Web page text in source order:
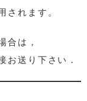
されます。
合は，
お送り下さい．